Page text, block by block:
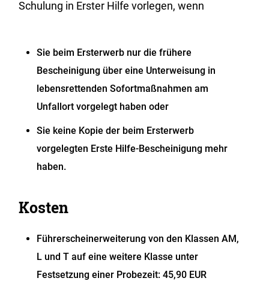
Schulung in Erster Hilfe vorlegen, wenn
Sie beim Ersterwerb nur die frühere
Bescheinigung über eine Unterweisung in
lebensrettenden Sofortmaßnahmen am
Unfallort vorgelegt haben oder
Sie keine Kopie der beim Ersterwerb
vorgelegten Erste Hilfe-Bescheinigung mehr
haben.
Kosten
Führerscheinerweiterung von den Klassen AM,
L und T auf eine weitere Klasse unter
Festsetzung einer Probezeit: 45,90 EUR